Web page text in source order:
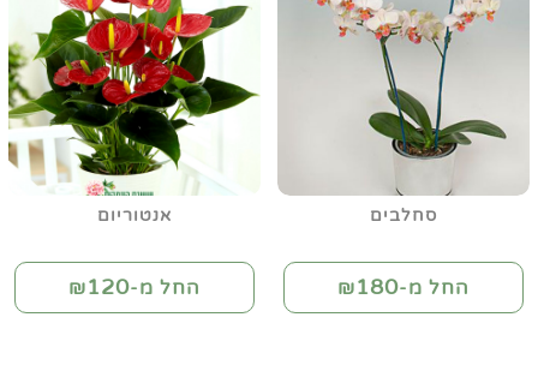
סחלבים
החל מ-₪180
אנטוריום
החל מ-₪120